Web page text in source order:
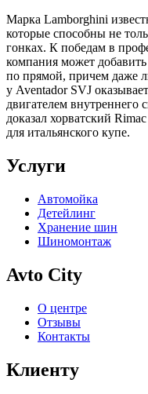
Марка Lamborghini
которые способны не
гонках. К победам в
компания может
по прямой, причем даже
у Aventador SVJ
двигателем внутреннего
доказал хорватский
для итальянского купе.
Услуги
Автомойка
Детейлинг
Хранение шин
Шиномонтаж
Avto City
О центре
Отзывы
Контакты
Клиенту